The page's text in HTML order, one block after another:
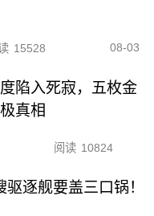
15528 08-03
陷入死寂，五枚金
真相
阅读 10824
逐舰要盖三口锅！